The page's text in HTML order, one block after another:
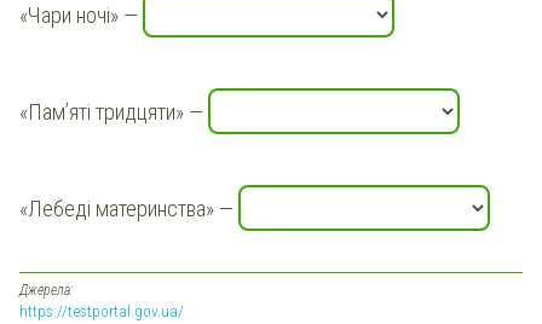
«Чари ночі» —
«Пам’яті тридцяти» —
«Лебеді материнства» —
Джерела:
https://testportal.gov.ua/